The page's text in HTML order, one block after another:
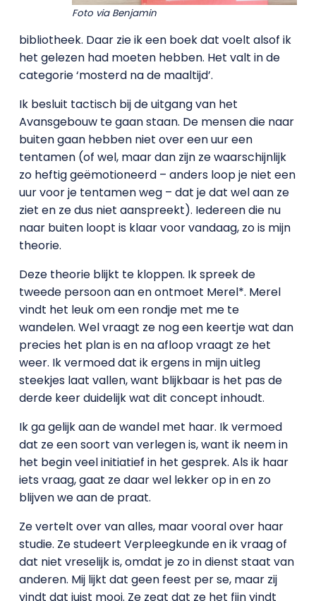
Foto via Benjamin
bibliotheek. Daar zie ik een boek dat voelt alsof ik
het gelezen had moeten hebben. Het valt in de
categorie ‘mosterd na de maaltijd’.
Ik besluit tactisch bij de uitgang van het
Avansgebouw te gaan staan. De mensen die naar
buiten gaan hebben niet over een uur een
tentamen (of wel, maar dan zijn ze waarschijnlijk
zo heftig geëmotioneerd – anders loop je niet een
uur voor je tentamen weg – dat je dat wel aan ze
ziet en ze dus niet aanspreekt). Iedereen die nu
naar buiten loopt is klaar voor vandaag, zo is mijn
theorie.
Deze theorie blijkt te kloppen. Ik spreek de
tweede persoon aan en ontmoet Merel*. Merel
vindt het leuk om een rondje met me te
wandelen. Wel vraagt ze nog een keertje wat dan
precies het plan is en na afloop vraagt ze het
weer. Ik vermoed dat ik ergens in mijn uitleg
steekjes laat vallen, want blijkbaar is het pas de
derde keer duidelijk wat dit concept inhoudt.
Ik ga gelijk aan de wandel met haar. Ik vermoed
dat ze een soort van verlegen is, want ik neem in
het begin veel initiatief in het gesprek. Als ik haar
iets vraag, gaat ze daar wel lekker op in en zo
blijven we aan de praat.
Ze vertelt over van alles, maar vooral over haar
studie. Ze studeert Verpleegkunde en ik vraag of
dat niet vreselijk is, omdat je zo in dienst staat van
anderen. Mij lijkt dat geen feest per se, maar zij
vindt dat juist mooi. Ze zegt dat ze het fijn vindt